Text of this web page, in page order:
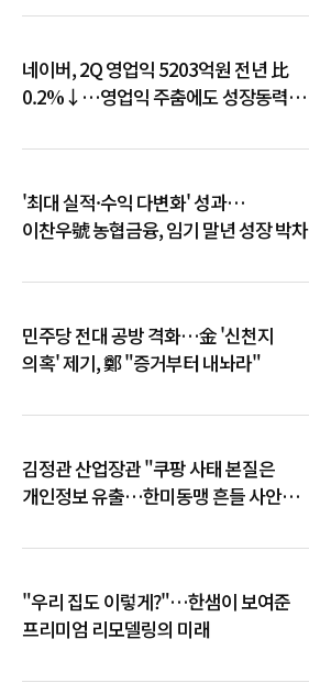
네이버, 2Q 영업익 5203억원 전년 比
0.2%↓…영업익 주춤에도 성장동력
'최대 실적·수익 다변화' 성과…
이찬우號 농협금융, 임기 말년 성장 박차
민주당 전대 공방 격화…金 '신천지
의혹' 제기, 鄭 "증거부터 내놔라"
김정관 산업장관 "쿠팡 사태 본질은
개인정보 유출…한미동맹 흔들 사안
"우리 집도 이렇게?"…한샘이 보여준
프리미엄 리모델링의 미래